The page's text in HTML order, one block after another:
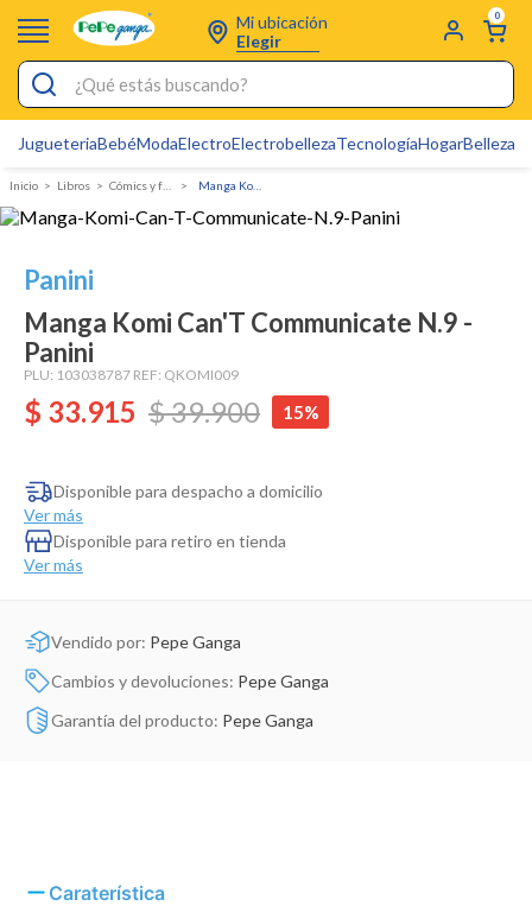
Mi ubicación
Elegir
0
¿Qué estás buscando?
JugueteriaBebéModaElectroElectrobellezaTecnologíaHogarBelleza
Libros Cómics y fanáticos
Panini
Manga Komi Can'T Communicate N.9 -
Panini
PLU: 103038787 REF: QKOMI009
$ 33.915 $39.900 15%
Disponible para despacho a domicilio
Ver más
Disponible para retiro en tienda
Ver más
Vendido por: Pepe Ganga
Cambios y devoluciones: Pepe Ganga
Garantía del producto: Pepe Ganga
Caraterística
Pijamas
Figuras Toy Story
Carters
Silla Mecedora Bebé
Bebes
Cuna Colecho
Dinosaurio Juguete